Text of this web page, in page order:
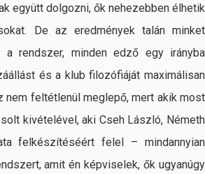
együtt dolgozni, ők nehezebben élhetik
De az eredmények talán minket
a rendszer, minden edző egy irányba
és a klub filozófiáját maximálisan
nem feltétlenül meglepő, mert akik most
kivételével, aki Cseh László, Németh
felkészítéséért felel – mindannyian
amit én képviselek, ők ugyanúgy